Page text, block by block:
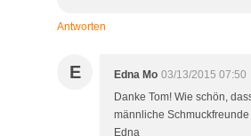
Antworten
E Edna Mo 03/13/2015 07:50
Danke Tom! Wie schön,
männliche
Edna